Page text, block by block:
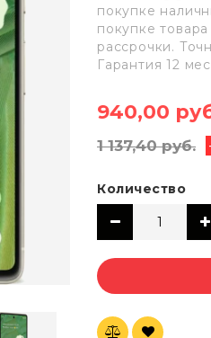
покупке
покупке
рассрочки.
Гарантия 12
940,00
1 137,40 руб.
Количество